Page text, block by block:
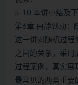
5-10 本讲小结及
第6章 由静到动：
这一讲对随机过程
之间的关系，采用
过程案例，真实展
最常见的两类重要